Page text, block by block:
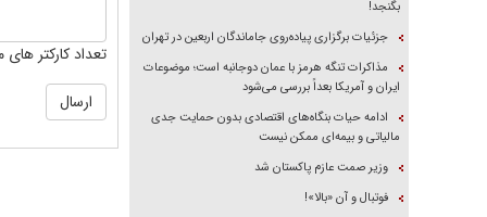
تعداد کارکتر های
بگنجد!
جزئیات برگزاری پیاده‌روی جاماندگان اربعین در تهران
مذاکرات تنگه هرمز با عمان دوجانبه است؛ موضوعات
ایران و آمریکا بعداً بررسی می‌شود
ادامه حیات بنگاه‌های اقتصادی بدون حمایت جدی
مالیاتی و بیمه‌ای ممکن نیست
وزیر صمت عازم پاکستان شد
فوتبال و آن «بالا»!